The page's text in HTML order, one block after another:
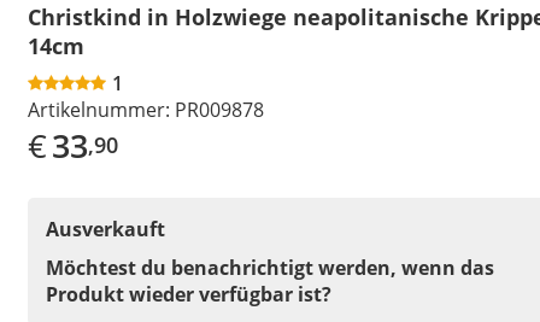
Christkind in Holzwiege neapolitanische
14cm
1
Artikelnummer: PR009878
€33,90
Ausverkauft
Möchtest du benachrichtigt werden, wenn das
Produkt wieder verfügbar ist?